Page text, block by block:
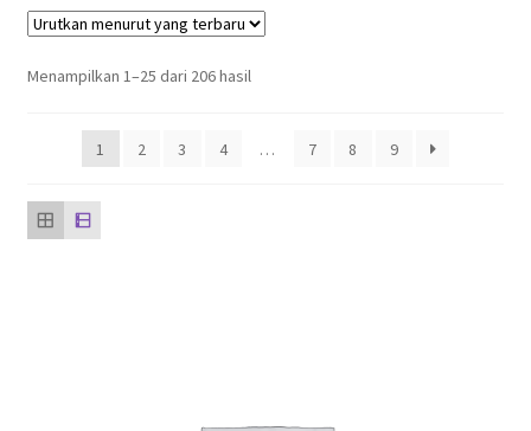
Menampilkan 1–25 dari 206 hasil
1 2 3 4 … 7 8 9